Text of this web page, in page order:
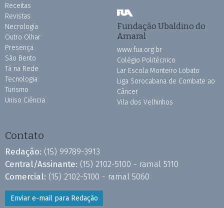
Receitas
Revistas
Necrologia
Outro Olhar
Presença
São Bento
Tá na Rede
Tecnologia
Turismo
Uniso Ciência
Fundação Ubaldino do
Amaral
www.fua.org.br
Colégio Politécnico
Lar Escola Monteiro Lobato
Liga Sorocabana de Combate ao
Câncer
Vila dos Velhinhos
Contato
Redação: (15) 99789-3913
Central/Assinante: (15) 2102-5100 - ramal 5110
Comercial: (15) 2102-5100 - ramal 5060
Enviar e-mail para Redação